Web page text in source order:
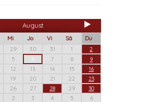
August
Mi Jo Vi Sâ
Du
29 30 31 1 2
5 6 7 8 9
12 13 14 15 16
19 20 21 22 23
26 27 28 29 30
2 3 4 5 6